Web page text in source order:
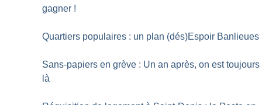
gagner !
Quartiers populaires : un plan (dés)Espoir Banlieues
Sans-papiers en grève : Un an après, on est toujours
là